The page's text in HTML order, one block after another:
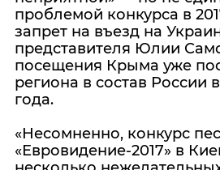
проблемой конкурса в
запрет на въезд на
представителя Юлии
посещения Крыма уже
региона в состав России
года.
«Несомненно, конкурс
«Евровидение-2017» в